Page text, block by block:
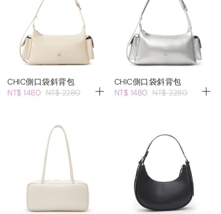
CHIC側口袋斜背包
NT$ 1480 NT$ 2280
CHIC側口袋斜背包
NT$ 1480 NT$ 2280